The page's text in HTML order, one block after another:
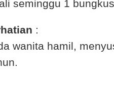
seminggu 1
:
wanita hamil,